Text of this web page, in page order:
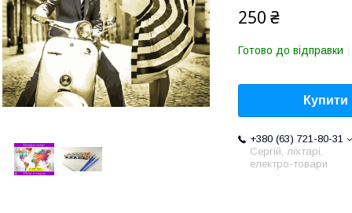
250 ₴
Готово до відправки
Купити
+380 (63) 721-80-31
Сергій, ліхтарі,
електро-товари